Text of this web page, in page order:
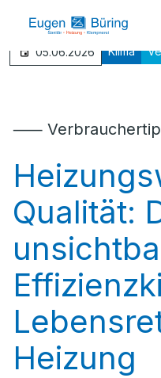
05.06.2026 Klima
⸺
Qualität:
Heizung